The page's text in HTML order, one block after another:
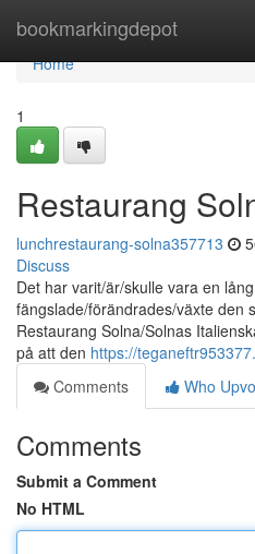
bookmarkingdepot
Home
Home
1
Restaurang
lunchrestaurang-solna357713
Discuss
Det har varit/är/skulle vara en
fängslade/förändrades/växte den
Restaurang Solna/Solnas
på att den https://
Comments
Who
Comments
Submit a Comment
No HTML